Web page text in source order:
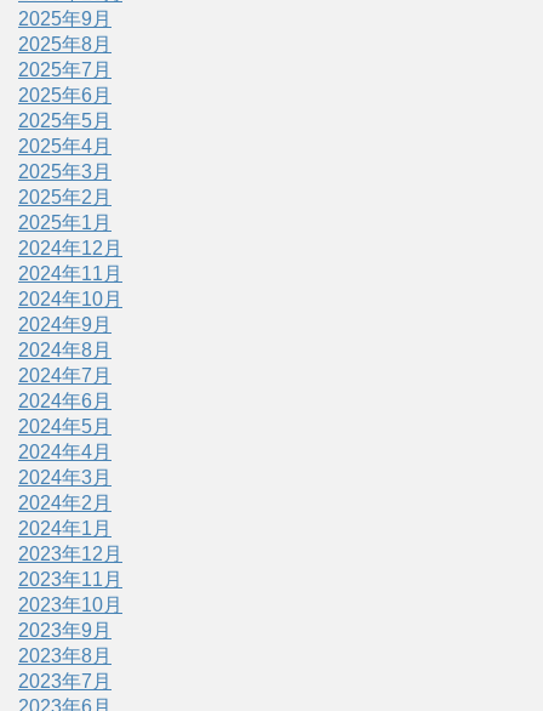
2025年9月
2025年8月
2025年7月
2025年6月
2025年5月
2025年4月
2025年3月
2025年2月
2025年1月
2024年12月
2024年11月
2024年10月
2024年9月
2024年8月
2024年7月
2024年6月
2024年5月
2024年4月
2024年3月
2024年2月
2024年1月
2023年12月
2023年11月
2023年10月
2023年9月
2023年8月
2023年7月
2023年6月